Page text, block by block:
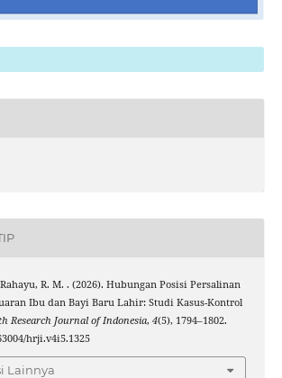
R. M. . (2026). Hubungan Posisi Persalinan
Ibu dan Bayi Baru Lahir: Studi Kasus-Kontrol
Research Journal of Indonesia, 4(5), 1794–1802.
hrji.v4i5.1325
Lainnya